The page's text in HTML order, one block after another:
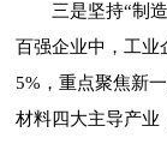
三是坚持“制
百强企业中，工业
5%，重点聚焦新
材料四大主导产业